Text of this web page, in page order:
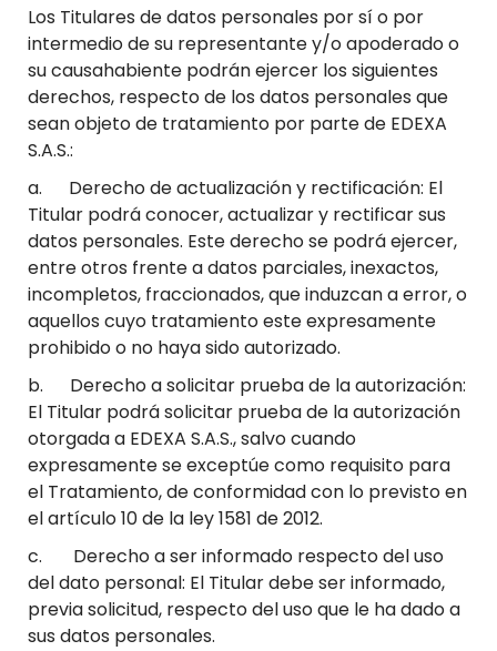
Los Titulares de datos personales por sí o por
intermedio de su representante y/o apoderado o
su causahabiente podrán ejercer los siguientes
derechos, respecto de los datos personales que
sean objeto de tratamiento por parte de EDEXA
S.A.S.:
a. Derecho de actualización y rectificación: El
Titular podrá conocer, actualizar y rectificar sus
datos personales. Este derecho se podrá ejercer,
entre otros frente a datos parciales, inexactos,
incompletos, fraccionados, que induzcan a error, o
aquellos cuyo tratamiento este expresamente
prohibido o no haya sido autorizado.
b. Derecho a solicitar prueba de la autorización:
El Titular podrá solicitar prueba de la autorización
otorgada a EDEXA S.A.S., salvo cuando
expresamente se exceptúe como requisito para
el Tratamiento, de conformidad con lo previsto en
el artículo 10 de la ley 1581 de 2012.
c. Derecho a ser informado respecto del uso
del dato personal: El Titular debe ser informado,
previa solicitud, respecto del uso que le ha dado a
sus datos personales.